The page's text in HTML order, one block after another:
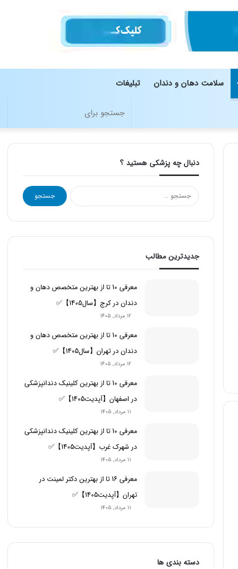
سلامت دهان و دندان تبلیغات
برای
تغییر
پوسته
دنبال چه پزشکی هستید ؟
ج
ت
ج
ب
ر
ا
:
جدیدترین مطالب
معرفی 10 تا از بهترین متخصص دهان و
دندان در کرج【سال1405】✅
12 مرداد, 1405
معرفی 10 تا از بهترین متخصص دهان و
دندان در تهران【سال1405】✅
12 مرداد, 1405
معرفی 10 تا از بهترین کلینیک دندانپزشکی
در اصفهان【آپدیت1405】✅
11 مرداد, 1405
معرفی 10 تا از بهترین کلینیک دندانپزشکی
در شهرک غرب【آپدیت1405】✅
11 مرداد, 1405
معرفی 16 تا از بهترین دکتر لمینت در
تهران【آپدیت1405】✅
11 مرداد, 1405
دسته بندی ها